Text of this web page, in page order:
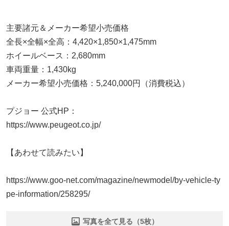
主要諸元＆メーカー希望小売価格
全長×全幅×全高：4,420×1,850×1,475mm
ホイールベース：2,680mm
車両重量：1,430kg
メーカー希望小売価格：5,240,000円（消費税込）
プジョー 公式HP：
https://www.peugeot.co.jp/
【あわせて読みたい】
https://www.goo-net.com/magazine/newmodel/by-vehicle-ty
pe-information/258295/
写真を全て見る（5枚）